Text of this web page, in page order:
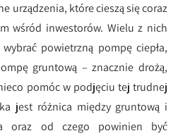
urządzenia, które cieszą się coraz
wśród inwestorów. Wielu z nich
powietrzną pompę ciepła,
gruntową – znacznie drożą,
pomóc w podjęciu tej trudnej
jest różnica między gruntową i
oraz od czego powinien być